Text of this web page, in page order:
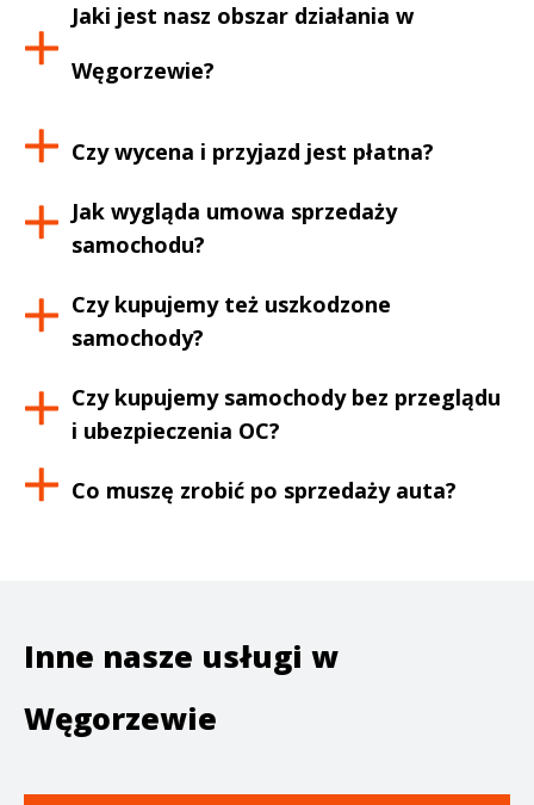
Jaki jest nasz obszar działania w
Węgorzewie?
Czy wycena i przyjazd jest płatna?
Jak wygląda umowa sprzedaży
samochodu?
Czy kupujemy też uszkodzone
samochody?
Czy kupujemy samochody bez przeglądu
i ubezpieczenia OC?
Co muszę zrobić po sprzedaży auta?
Inne nasze usługi w
Węgorzewie